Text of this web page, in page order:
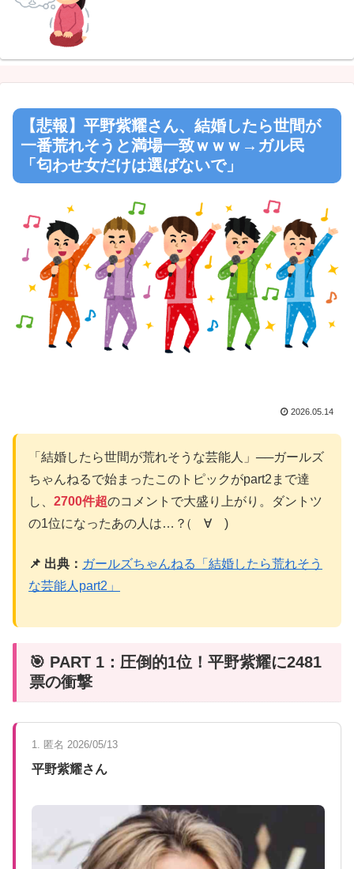
【悲報】平野紫耀さん、結婚したら世間が
一番荒れそうと満場一致ｗｗｗ→ガル民
「匂わせ女だけは選ばないで」
2026.05.14
「結婚したら世間が荒れそうな芸能人」──ガールズ
ちゃんねるで始まったこのトピックがpart2まで達
し、 2700件超のコメントで大盛り上がり。ダントツ
の1位になったあの人は…？(゚∀゚)
📌 出典： ガールズちゃんねる「結婚したら荒れそう
な芸能人part2」
🎯 PART 1：圧倒的1位！平野紫耀に2481
票の衝撃
1. 匿名 2026/05/13
平野紫耀さん